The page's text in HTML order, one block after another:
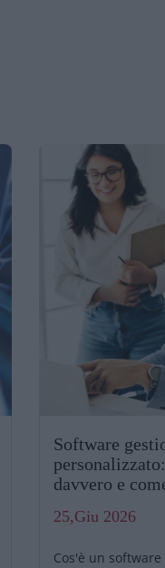
Software
davvero e
25,Giu 2026
Cos'è un